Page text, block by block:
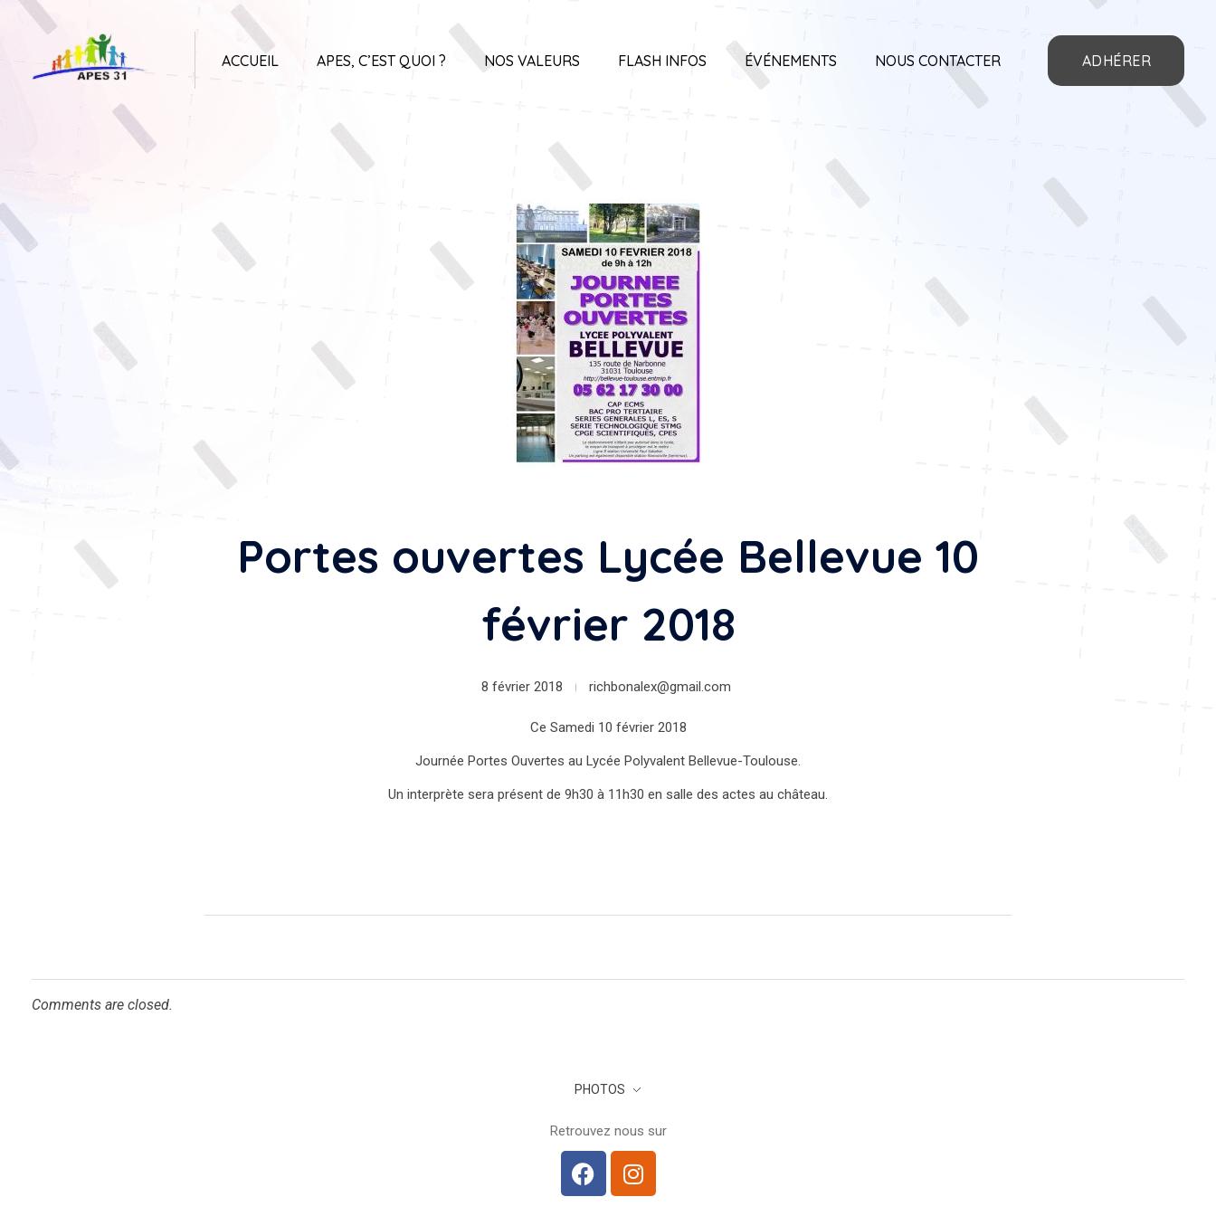
ACCUEIL APES, C’EST QUOI ? NOS VALEURS FLASH INFOS ÉVÉNEMENTS NOUS CONTACTER ADHÉRER
Portes ouvertes Lycée Bellevue 10
février 2018
8 février 2018 richbonalex@gmail.com
Ce Samedi 10 février 2018
Journée Portes Ouvertes au Lycée Polyvalent Bellevue-Toulouse.
Un interprète sera présent de 9h30 à 11h30 en salle des actes au château.
Comments are closed.
PHOTOS
Retrouvez nous sur